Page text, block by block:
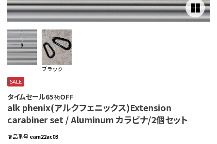
ブラック
SALE
タイムセール65%OFF
alk phenix(アルクフェニックス)Extension
carabiner set / Aluminum カラビナ/2個セット
商品番号 eam22ac03